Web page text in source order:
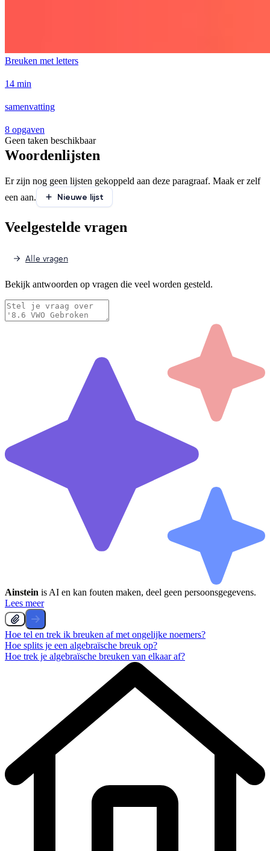
Breuken met letters
14 min
samenvatting
8 opgaven
Geen taken beschikbaar
Woordenlijsten
Er zijn nog geen lijsten gekoppeld aan deze paragraaf. Maak er zelf
een aan.
Nieuwe lijst
Veelgestelde vragen
Alle vragen
Bekijk antwoorden op vragen die veel worden gesteld.
Ainstein is AI en kan fouten maken, deel geen persoonsgegevens.
Lees meer
Hoe tel en trek ik breuken af met ongelijke noemers?
Hoe splits je een algebraïsche breuk op?
Hoe trek je algebraïsche breuken van elkaar af?